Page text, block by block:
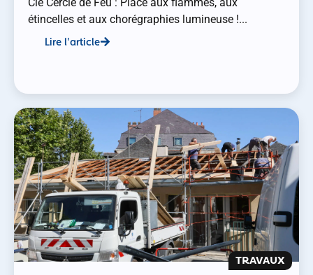
étincelles et aux chorégraphies lumineuse !...
Lire l'article
TRAVAUX